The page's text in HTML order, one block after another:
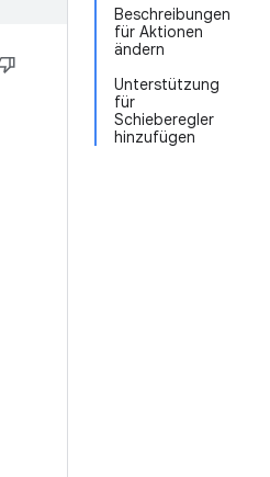
Beschreibungen
für Aktionen
ändern
Unterstützung
für
Schieberegler
hinzufügen